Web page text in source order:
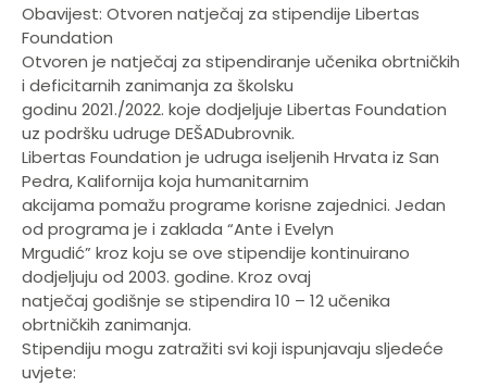
Obavijest: Otvoren natječaj za stipendije Libertas
Foundation
Otvoren je natječaj za stipendiranje učenika obrtničkih
i deficitarnih zanimanja za školsku
godinu 2021./2022. koje dodjeljuje Libertas Foundation
uz podršku udruge DEŠADubrovnik.
Libertas Foundation je udruga iseljenih Hrvata iz San
Pedra, Kalifornija koja humanitarnim
akcijama pomažu programe korisne zajednici. Jedan
od programa je i zaklada “Ante i Evelyn
Mrgudić” kroz koju se ove stipendije kontinuirano
dodjeljuju od 2003. godine. Kroz ovaj
natječaj godišnje se stipendira 10 – 12 učenika
obrtničkih zanimanja.
Stipendiju mogu zatražiti svi koji ispunjavaju sljedeće
uvjete: